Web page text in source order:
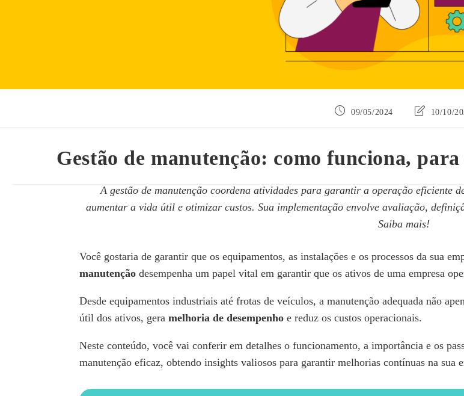
Post 09/05/2024
Última10/10/
Gestão de manutenção: como funciona,
A gestão de manutenção coordena atividades para garantir a operação eficiente
aumentar a vida útil e otimizar custos. Sua implementação envolve avaliação,
Saiba mais!
Você gostaria de garantir que os equipamentos, as instalações e os processos da sua
manutenção desempenha um papel vital em garantir que os ativos de uma empresa
Desde equipamentos industriais até frotas de veículos, a manutenção adequada não
útil dos ativos, gera melhoria de desempenho e reduz os custos operacionais.
Neste conteúdo, você vai conferir em detalhes o funcionamento, a importância e os
manutenção eficaz, obtendo insights valiosos para garantir melhorias contínuas na sua